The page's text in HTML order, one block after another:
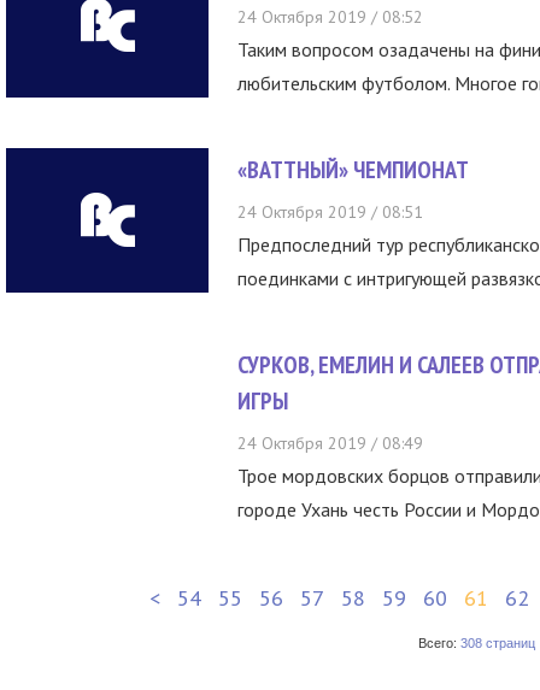
24 Октября 2019 / 08:52
Таким вопросом озадачены на
любительским футболом. Многое
«ВАТТНЫЙ» ЧЕМПИОНАТ
24 Октября 2019 / 08:51
Предпоследний тур
поединками с интригующей
СУРКОВ, ЕМЕЛИН И САЛЕЕВ
ИГРЫ
24 Октября 2019 / 08:49
Трое мордовских борцов
городе Ухань честь России и
< 54 55 56 57 58 59 60 61 62
Всего: 308 страниц